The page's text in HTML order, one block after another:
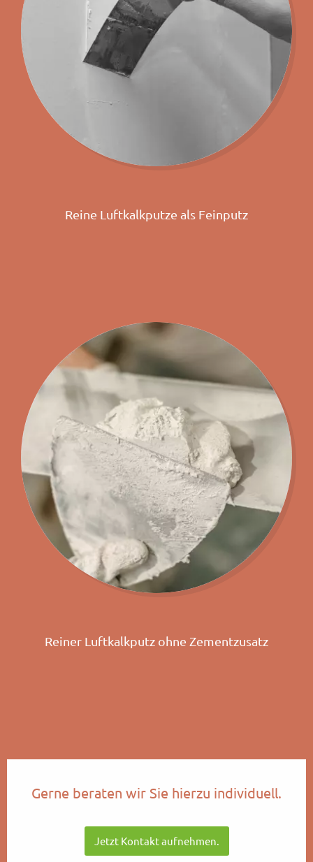
Reine Luftkalkputze als Feinputz
Reiner Luftkalkputz ohne Zementzusatz
Gerne beraten wir Sie hierzu individuell.
Jetzt Kontakt aufnehmen.